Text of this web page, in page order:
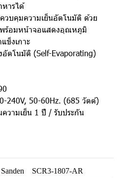
หารได้
วบคุมความเย็นอัตโนมัติ ด้วย
ร้อมหน้าจอแสดงอุณหภูมิ
ข็งเกาะ
อัตโนมัติ (Self-Evaporating)
240V, 50-60Hz. (685 วัตต์)
ความเย็น 1 ปี / รับประกัน
Sanden SCR3-1807-AR